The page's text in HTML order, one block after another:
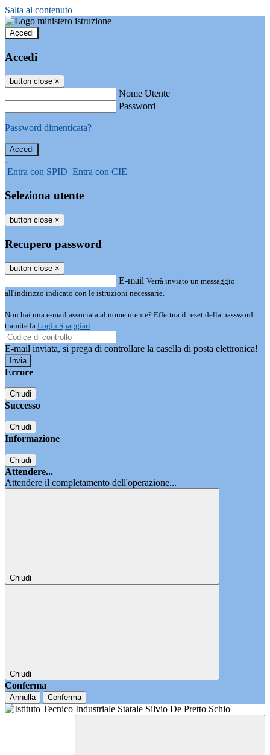
Salta al contenuto
Accedi
Accedi
button close ×
Nome Utente
Password
Password dimenticata?
-
Entra con SPID Entra con CIE
Seleziona utente
button close ×
Recupero password
button close ×
E-mail Verrà inviato un messaggio
all'indirizzo indicato con le istruzioni necessarie.
Non hai una e-mail associata al nome utente? Effettua il reset della password
tramite la Login Spaggiari
E-mail inviata, si prega di controllare la casella di posta elettronica!
Errore
Chiudi
Successo
Chiudi
Informazione
Chiudi
Attendere...
Attendere il completamento dell'operazione...
Chiudi
Chiudi
Conferma
Annulla Conferma